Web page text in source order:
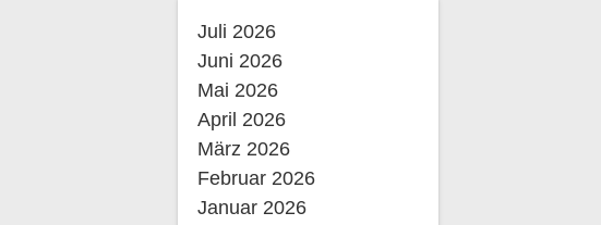
Juli 2026
Juni 2026
Mai 2026
April 2026
März 2026
Februar 2026
Januar 2026